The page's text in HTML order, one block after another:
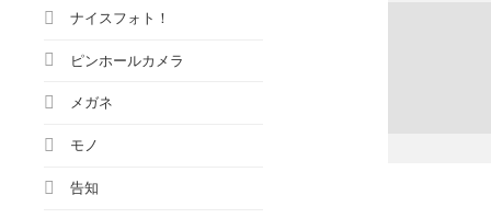
ナイスフォト！
ピンホールカメラ
メガネ
モノ
告知